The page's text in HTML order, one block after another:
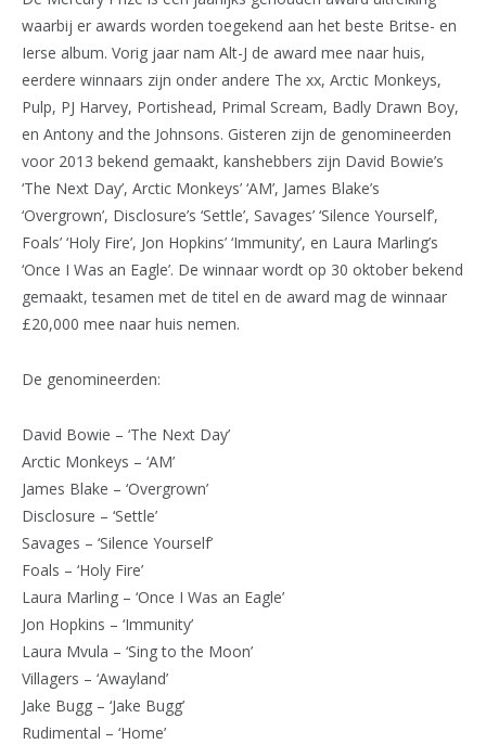
waarbij er awards worden toegekend aan het beste Britse- en
Ierse album. Vorig jaar nam Alt-J de award mee naar huis,
eerdere winnaars zijn onder andere The xx, Arctic Monkeys,
Pulp, PJ Harvey, Portishead, Primal Scream, Badly Drawn Boy,
en Antony and the Johnsons. Gisteren zijn de genomineerden
voor 2013 bekend gemaakt, kanshebbers zijn David Bowie’s
‘The Next Day’, Arctic Monkeys’ ‘AM’, James Blake’s
‘Overgrown’, Disclosure’s ‘Settle’, Savages’ ‘Silence Yourself’,
Foals’ ‘Holy Fire’, Jon Hopkins’ ‘Immunity’, en Laura Marling’s
‘Once I Was an Eagle’. De winnaar wordt op 30 oktober bekend
gemaakt, tesamen met de titel en de award mag de winnaar
£20,000 mee naar huis nemen.
De genomineerden:
David Bowie – ‘The Next Day’
Arctic Monkeys – ‘AM’
James Blake – ‘Overgrown’
Disclosure – ‘Settle’
Savages – ‘Silence Yourself’
Foals – ‘Holy Fire’
Laura Marling – ‘Once I Was an Eagle’
Jon Hopkins – ‘Immunity’
Laura Mvula – ‘Sing to the Moon’
Villagers – ‘Awayland’
Jake Bugg – ‘Jake Bugg’
Rudimental – ‘Home’